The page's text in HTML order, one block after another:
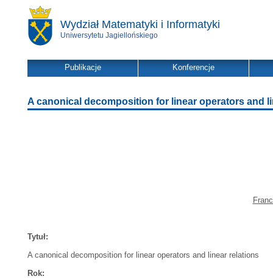
Wydział Matematyki i Informatyki
Uniwersytetu Jagiellońskiego
Publikacje Konferencje
A canonical decomposition for linear operators and
Tytuł:
A canonical decomposition for linear operators and linear relations
Rok: